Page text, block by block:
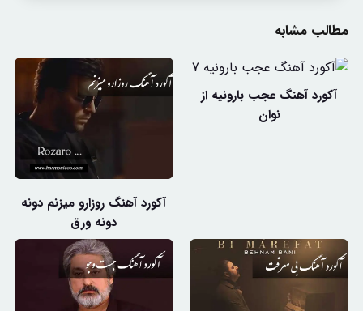
مطالب مشابه
آکورد آهنگ عجب بارونیه از
نوان
آکورد آهنگ روزارو میزنم دونه
دونه ورق